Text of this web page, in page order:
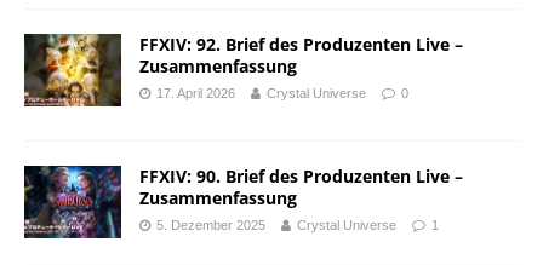
FFXIV: 92. Brief des Produzenten Live –
Zusammenfassung
17. April 2026 Crystal Universe 0
FFXIV: 90. Brief des Produzenten Live –
Zusammenfassung
5. Dezember 2025 Crystal Universe 1